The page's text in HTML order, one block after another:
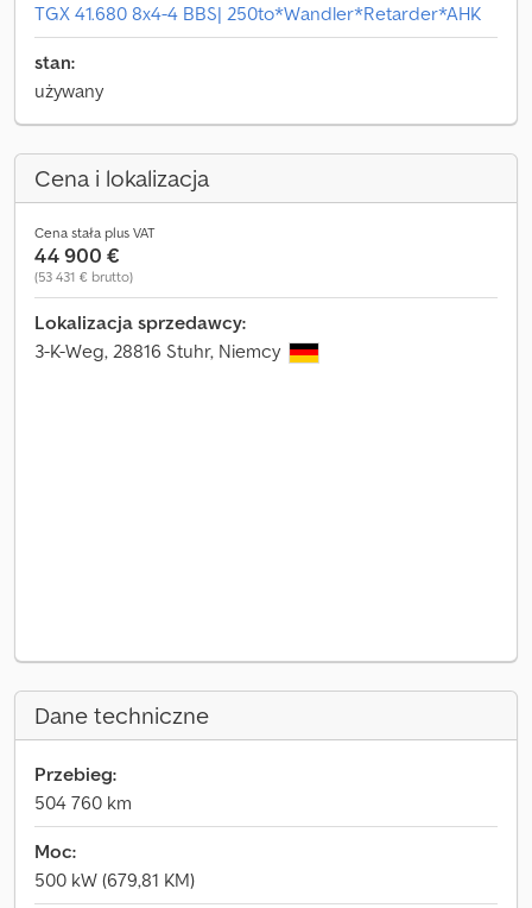
TGX 41.680 8x4-4 BBS| 250to*Wandler*Retarder*AHK
stan:
używany
Cena i lokalizacja
Cena stała plus VAT
44 900 €
(53 431 € brutto)
Lokalizacja sprzedawcy:
3-K-Weg, 28816 Stuhr, Niemcy
Dane techniczne
Przebieg:
504 760 km
Moc:
500 kW (679,81 KM)